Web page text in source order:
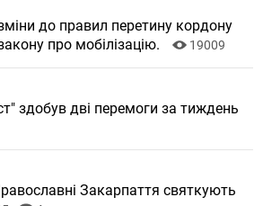
до правил перетину кордону
про мобілізацію.
19009
здобув дві перемоги за тиждень
Закарпаття святкують